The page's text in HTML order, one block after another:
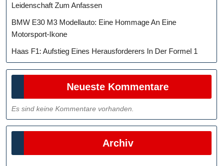
Leidenschaft Zum Anfassen
BMW E30 M3 Modellauto: Eine Hommage An Eine
Motorsport-Ikone
Haas F1: Aufstieg Eines Herausforderers In Der Formel 1
Neueste Kommentare
Es sind keine Kommentare vorhanden.
Archiv